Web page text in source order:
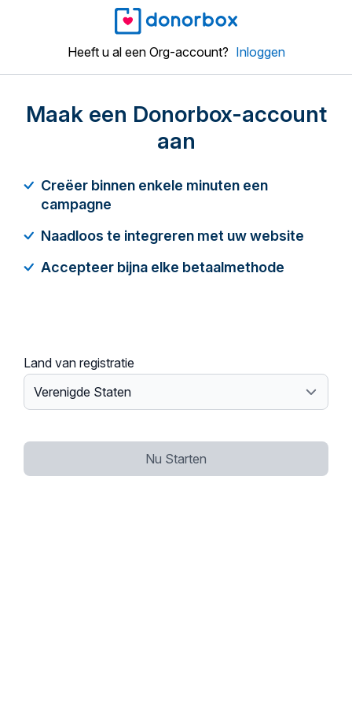
Heeft u al een Org-account? Inloggen
Maak een Donorbox-account
aan
Creëer binnen enkele minuten een
campagne
Naadloos te integreren met uw website
Accepteer bijna elke betaalmethode
Land van registratie
Nu Starten